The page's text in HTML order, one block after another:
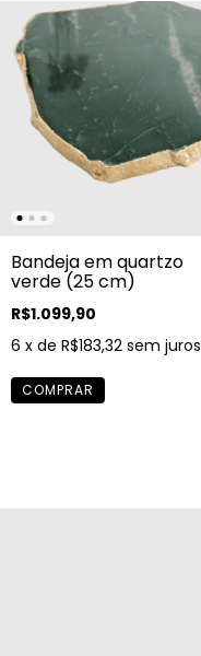
Bandeja em quartzo
verde (25 cm)
R$1.099,90
6 x de R$183,32 sem juros